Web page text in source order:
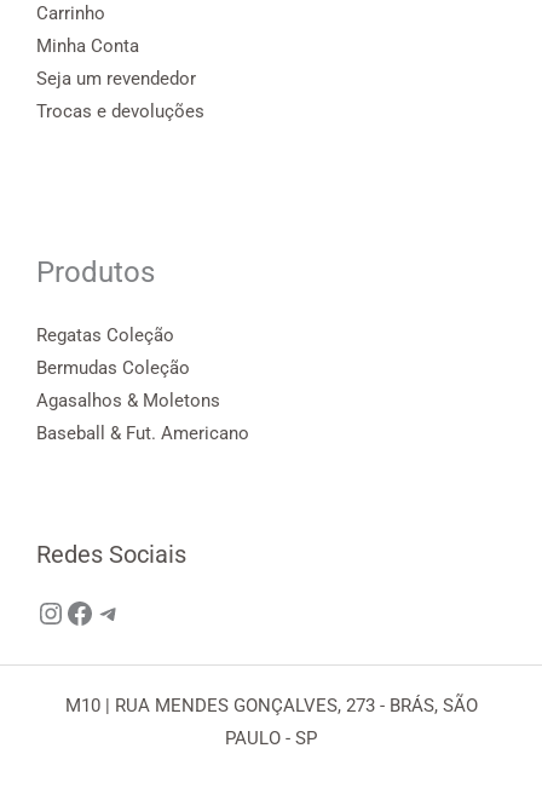
Carrinho
Minha Conta
Seja um revendedor
Trocas e devoluções
Produtos
Regatas Coleção
Bermudas Coleção
Agasalhos & Moletons
Baseball & Fut. Americano
Redes Sociais
Instagram
Facebook
Telegram
M10 | RUA MENDES GONÇALVES, 273 - BRÁS, SÃO
PAULO - SP